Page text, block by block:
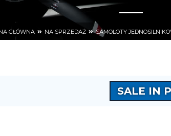
GŁÓWNA NA SPRZEDAŻ SAMOLOTY
SALE IN